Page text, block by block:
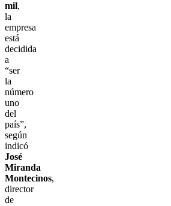
mil,
la
empresa
está
decidida
a
“ser
la
número
uno
del
país”,
según
indicó
José
Miranda
Montecinos,
director
de